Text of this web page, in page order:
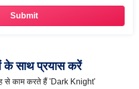
के साथ प्रयास करें
से काम करते हैं 'Dark Knight'